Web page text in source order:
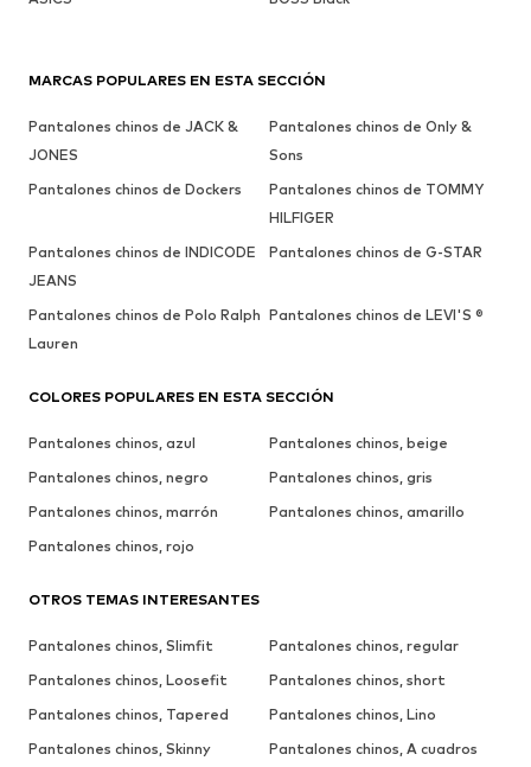
MARCAS POPULARES EN ESTA SECCIÓN
Pantalones chinos de JACK &
JONES
Pantalones chinos de Only &
Sons
Pantalones chinos de Dockers
Pantalones chinos de TOMMY
HILFIGER
Pantalones chinos de INDICODE
JEANS
Pantalones chinos de G-STAR
Pantalones chinos de Polo Ralph
Lauren
Pantalones chinos de LEVI'S ®
COLORES POPULARES EN ESTA SECCIÓN
Pantalones chinos, azul
Pantalones chinos, beige
Pantalones chinos, negro
Pantalones chinos, gris
Pantalones chinos, marrón
Pantalones chinos, amarillo
Pantalones chinos, rojo
OTROS TEMAS INTERESANTES
Pantalones chinos, Slimfit
Pantalones chinos, regular
Pantalones chinos, Loosefit
Pantalones chinos, short
Pantalones chinos, Tapered
Pantalones chinos, Lino
Pantalones chinos, Skinny
Pantalones chinos, A cuadros